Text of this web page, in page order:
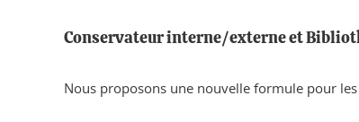
Conservateur interne/externe et
Nous proposons une nouvelle formule pour